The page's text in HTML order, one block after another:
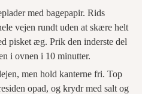
med bagepapir. Rids
vejen rundt uden at skære helt
pisket æg. Prik den inderste del
i ovnen i 10 minutter.
men hold kanterne fri. Top
opad, og krydr med salt og